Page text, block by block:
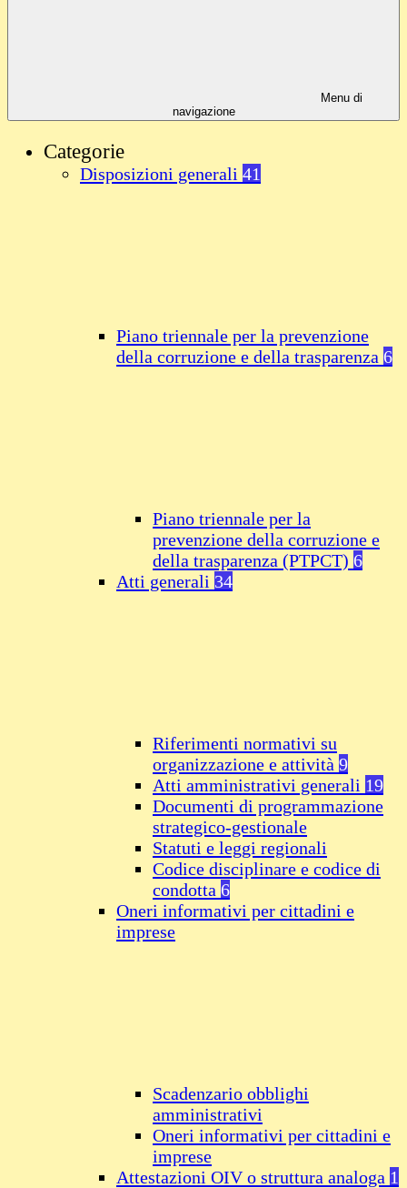
Menu di
navigazione
Categorie
Disposizioni generali 41
Piano triennale per la prevenzione
della corruzione e della trasparenza 6
Piano triennale per la
prevenzione della corruzione e
della trasparenza (PTPCT) 6
Atti generali 34
Riferimenti normativi su
organizzazione e attività 9
Atti amministrativi generali 19
Documenti di programmazione
strategico-gestionale
Statuti e leggi regionali
Codice disciplinare e codice di
condotta 6
Oneri informativi per cittadini e
imprese
Scadenzario obblighi
amministrativi
Oneri informativi per cittadini e
imprese
Attestazioni OIV o struttura analoga 1